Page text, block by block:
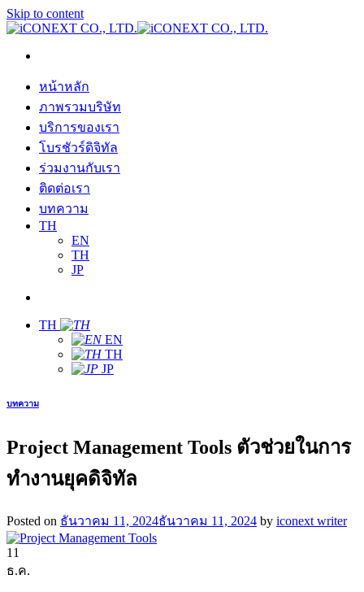
Skip to content
หน้าหลัก
ภาพรวมบริษัท
บริการของเรา
โบรชัวร์ดิจิทัล
ร่วมงานกับเรา
ติดต่อเรา
บทความ
TH
EN
TH
JP
TH
EN
TH
JP
บทความ
Project Management Tools ตัวช่วยในการ
ทำงานยุคดิจิทัล
Posted on ธันวาคม 11, 2024ธันวาคม 11, 2024 by iconext writer
11
ธ.ค.